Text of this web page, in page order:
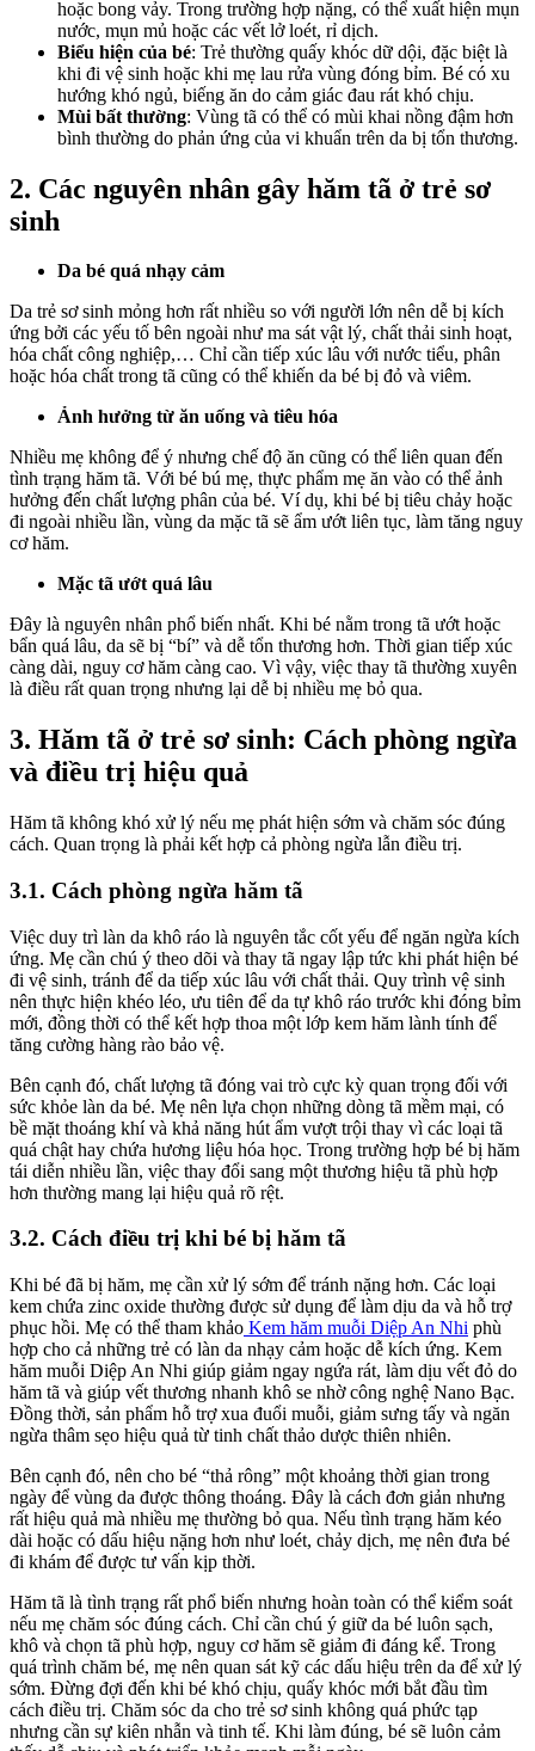
hoặc bong vảy. Trong trường hợp nặng, có thể xuất hiện mụn
nước, mụn mủ hoặc các vết lở loét, rỉ dịch.
Biểu hiện của bé: Trẻ thường quấy khóc dữ dội, đặc biệt là
khi đi vệ sinh hoặc khi mẹ lau rửa vùng đóng bỉm. Bé có xu
hướng khó ngủ, biếng ăn do cảm giác đau rát khó chịu.
Mùi bất thường: Vùng tã có thể có mùi khai nồng đậm hơn
bình thường do phản ứng của vi khuẩn trên da bị tổn thương.
2. Các nguyên nhân gây hăm tã ở trẻ sơ
sinh
Da bé quá nhạy cảm
Da trẻ sơ sinh mỏng hơn rất nhiều so với người lớn nên dễ bị kích
ứng bởi các yếu tố bên ngoài như ma sát vật lý, chất thải sinh hoạt,
hóa chất công nghiệp,… Chỉ cần tiếp xúc lâu với nước tiểu, phân
hoặc hóa chất trong tã cũng có thể khiến da bé bị đỏ và viêm.
Ảnh hưởng từ ăn uống và tiêu hóa
Nhiều mẹ không để ý nhưng chế độ ăn cũng có thể liên quan đến
tình trạng hăm tã. Với bé bú mẹ, thực phẩm mẹ ăn vào có thể ảnh
hưởng đến chất lượng phân của bé. Ví dụ, khi bé bị tiêu chảy hoặc
đi ngoài nhiều lần, vùng da mặc tã sẽ ẩm ướt liên tục, làm tăng nguy
cơ hăm.
Mặc tã ướt quá lâu
Đây là nguyên nhân phổ biến nhất. Khi bé nằm trong tã ướt hoặc
bẩn quá lâu, da sẽ bị “bí” và dễ tổn thương hơn. Thời gian tiếp xúc
càng dài, nguy cơ hăm càng cao. Vì vậy, việc thay tã thường xuyên
là điều rất quan trọng nhưng lại dễ bị nhiều mẹ bỏ qua.
3. Hăm tã ở trẻ sơ sinh: Cách phòng ngừa
và điều trị hiệu quả
Hăm tã không khó xử lý nếu mẹ phát hiện sớm và chăm sóc đúng
cách. Quan trọng là phải kết hợp cả phòng ngừa lẫn điều trị.
3.1. Cách phòng ngừa hăm tã
Việc duy trì làn da khô ráo là nguyên tắc cốt yếu để ngăn ngừa kích
ứng. Mẹ cần chú ý theo dõi và thay tã ngay lập tức khi phát hiện bé
đi vệ sinh, tránh để da tiếp xúc lâu với chất thải. Quy trình vệ sinh
nên thực hiện khéo léo, ưu tiên để da tự khô ráo trước khi đóng bỉm
mới, đồng thời có thể kết hợp thoa một lớp kem hăm lành tính để
tăng cường hàng rào bảo vệ.
Bên cạnh đó, chất lượng tã đóng vai trò cực kỳ quan trọng đối với
sức khỏe làn da bé. Mẹ nên lựa chọn những dòng tã mềm mại, có
bề mặt thoáng khí và khả năng hút ẩm vượt trội thay vì các loại tã
quá chật hay chứa hương liệu hóa học. Trong trường hợp bé bị hăm
tái diễn nhiều lần, việc thay đổi sang một thương hiệu tã phù hợp
hơn thường mang lại hiệu quả rõ rệt.
3.2. Cách điều trị khi bé bị hăm tã
Khi bé đã bị hăm, mẹ cần xử lý sớm để tránh nặng hơn. Các loại
kem chứa zinc oxide thường được sử dụng để làm dịu da và hỗ trợ
phục hồi. Mẹ có thể tham khảo Kem hăm muỗi Diệp An Nhi phù
hợp cho cả những trẻ có làn da nhạy cảm hoặc dễ kích ứng. Kem
hăm muỗi Diệp An Nhi giúp giảm ngay ngứa rát, làm dịu vết đỏ do
hăm tã và giúp vết thương nhanh khô se nhờ công nghệ Nano Bạc.
Đồng thời, sản phẩm hỗ trợ xua đuổi muỗi, giảm sưng tấy và ngăn
ngừa thâm sẹo hiệu quả từ tinh chất thảo dược thiên nhiên.
Bên cạnh đó, nên cho bé “thả rông” một khoảng thời gian trong
ngày để vùng da được thông thoáng. Đây là cách đơn giản nhưng
rất hiệu quả mà nhiều mẹ thường bỏ qua. Nếu tình trạng hăm kéo
dài hoặc có dấu hiệu nặng hơn như loét, chảy dịch, mẹ nên đưa bé
đi khám để được tư vấn kịp thời.
Hăm tã là tình trạng rất phổ biến nhưng hoàn toàn có thể kiểm soát
nếu mẹ chăm sóc đúng cách. Chỉ cần chú ý giữ da bé luôn sạch,
khô và chọn tã phù hợp, nguy cơ hăm sẽ giảm đi đáng kể. Trong
quá trình chăm bé, mẹ nên quan sát kỹ các dấu hiệu trên da để xử lý
sớm. Đừng đợi đến khi bé khó chịu, quấy khóc mới bắt đầu tìm
cách điều trị. Chăm sóc da cho trẻ sơ sinh không quá phức tạp
nhưng cần sự kiên nhẫn và tinh tế. Khi làm đúng, bé sẽ luôn cảm